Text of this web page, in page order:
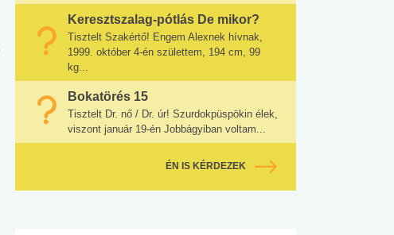
Keresztszalag-pótlás De mikor?
Tisztelt Szakértő! Engem Alexnek hívnak,
1999. október 4-én születtem, 194 cm, 99
kg...
Bokatörés 15
Tisztelt Dr. nő / Dr. úr! Szurdokpüspökin élek,
viszont január 19-én Jobbágyiban voltam...
ÉN IS KÉRDEZEK